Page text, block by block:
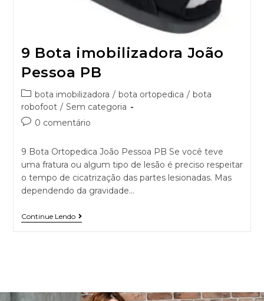
9 Bota imobilizadora João
Pessoa PB
bota imobilizadora / bota ortopedica / bota
robofoot / Sem categoria
0 comentário
9 Bota Ortopedica João Pessoa PB Se você teve
uma fratura ou algum tipo de lesão é preciso respeitar
o tempo de cicatrização das partes lesionadas. Mas
dependendo da gravidade…
Continue Lendo